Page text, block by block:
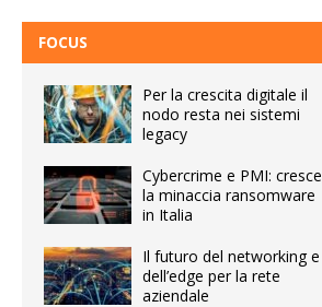
FOCUS
Per la crescita digitale il
nodo resta nei sistemi
legacy
Cybercrime e PMI: cresce
la minaccia ransomware
in Italia
Il futuro del networking e
dell’edge per la rete
aziendale